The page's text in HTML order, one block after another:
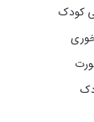
کودک